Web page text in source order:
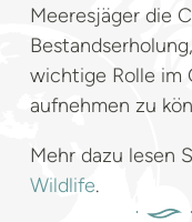
Meeresjäger die
wichtige Rolle im
aufnehmen zu
Mehr dazu lesen
Wildlife.